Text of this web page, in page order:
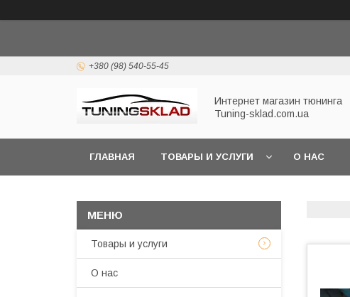
+380 (98) 540-55-45
Интернет магазин тюнинга
Tuning-sklad.com.ua
ГЛАВНАЯ ТОВАРЫ И УСЛУГИ О НАС
Товары и услуги
О нас